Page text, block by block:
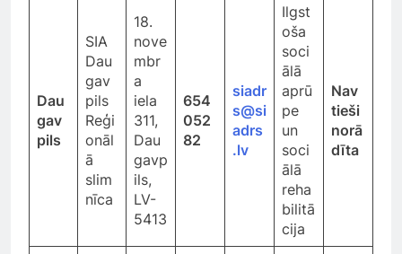
Dau
gav
pils
SIA
Dau
gav
pils
Reģi
onāl
ā
slim
nīca
18.
nove
mbr
a
iela
311,
Dau
gavp
ils,
LV-
5413
654
052
82
siadr
s@si
adrs
.lv
Ilgst
oša
soci
ālā
aprū
pe
un
soci
ālā
reha
bilitā
cija
Nav
tieši
norā
dīta